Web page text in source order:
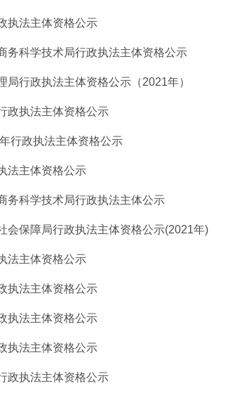
执法主体资格公示
务科学技术局行政执法主体资格公示
局行政执法主体资格公示（2021年）
政执法主体资格公示
行政执法主体资格公示
法主体资格公示
务科学技术局行政执法主体公示
会保障局行政执法主体资格公示(2021年)
法主体资格公示
执法主体资格公示
执法主体资格公示
执法主体资格公示
政执法主体资格公示